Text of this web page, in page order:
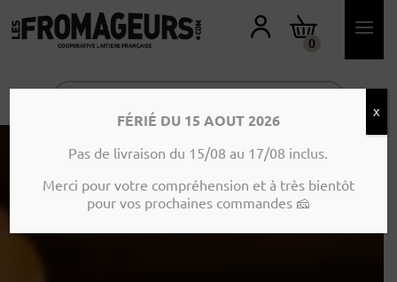
O
N
P
E
0
FÉRIÉ DU 15 AOUT 2026
Pas de livraison du 15/08 au 17/08 inclus.
Merci pour votre compréhension et à très bientôt
pour vos prochaines commandes 🧀
X